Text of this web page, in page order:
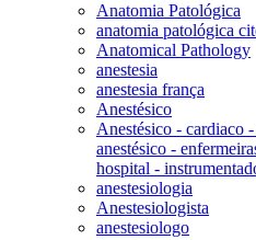
Anatomia Patológica
anatomia patológica
Anatomical Pathology
anestesia
anestesia frança
Anestésico
Anestésico - cardiaco
anestésico -
hospital -
anestesiologia
Anestesiologista
anestesiologo